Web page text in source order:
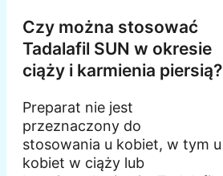
Czy można stosować
Tadalafil SUN w okresie
ciąży i karmienia piersią?
Preparat nie jest
przeznaczony do
stosowania u kobiet, w tym u
kobiet w ciąży lub